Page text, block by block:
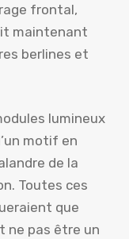
frontal,
maintenant
berlines et
lumineux
motif en
de la
Toutes ces
que
ne pas être un